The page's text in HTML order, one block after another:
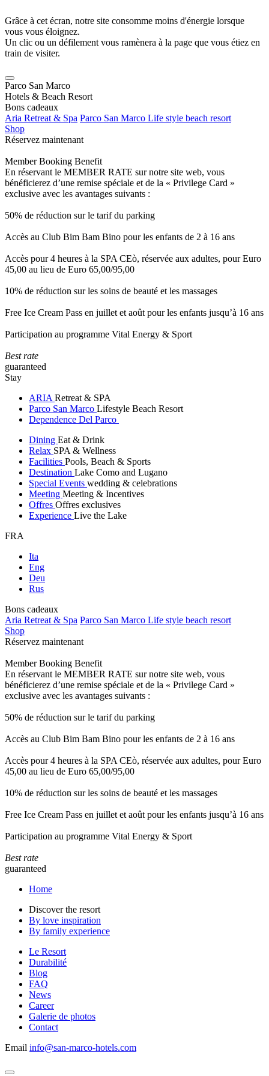
Grâce à cet écran, notre site consomme moins d'énergie lorsque
vous vous éloignez.
Un clic ou un défilement vous ramènera à la page que vous étiez en
train de visiter.
Parco San Marco
Hotels & Beach Resort
Bons cadeaux
Aria Retreat & Spa Parco San Marco Life style beach resort
Shop
Réservez maintenant
Member Booking Benefit
En réservant le MEMBER RATE sur notre site web, vous
bénéficierez d’une remise spéciale et de la « Privilege Card »
exclusive avec les avantages suivants :
50% de réduction sur le tarif du parking
Accès au Club Bim Bam Bino pour les enfants de 2 à 16 ans
Accès pour 4 heures à la SPA CEò, réservée aux adultes, pour Euro
45,00 au lieu de Euro 65,00/95,00
10% de réduction sur les soins de beauté et les massages
Free Ice Cream Pass en juillet et août pour les enfants jusqu’à 16 ans
Participation au programme Vital Energy & Sport
Best rate
guaranteed
Stay
ARIA Retreat & SPA
Parco San Marco Lifestyle Beach Resort
Dependence Del Parco
Dining Eat & Drink
Relax SPA & Wellness
Facilities Pools, Beach & Sports
Destination Lake Como and Lugano
Special Events wedding & celebrations
Meeting Meeting & Incentives
Offres Offres exclusives
Experience Live the Lake
FRA
Ita
Eng
Deu
Rus
Bons cadeaux
Aria Retreat & Spa Parco San Marco Life style beach resort
Shop
Réservez maintenant
Member Booking Benefit
En réservant le MEMBER RATE sur notre site web, vous
bénéficierez d’une remise spéciale et de la « Privilege Card »
exclusive avec les avantages suivants :
50% de réduction sur le tarif du parking
Accès au Club Bim Bam Bino pour les enfants de 2 à 16 ans
Accès pour 4 heures à la SPA CEò, réservée aux adultes, pour Euro
45,00 au lieu de Euro 65,00/95,00
10% de réduction sur les soins de beauté et les massages
Free Ice Cream Pass en juillet et août pour les enfants jusqu’à 16 ans
Participation au programme Vital Energy & Sport
Best rate
guaranteed
Home
Discover the resort
By love inspiration
By family experience
Le Resort
Durabilité
Blog
FAQ
News
Career
Galerie de photos
Contact
Email info@san-marco-hotels.com